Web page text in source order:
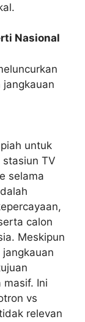
Nasional
untuk
TV
selama
calon
Meskipun
masif. Ini
vs
relevan